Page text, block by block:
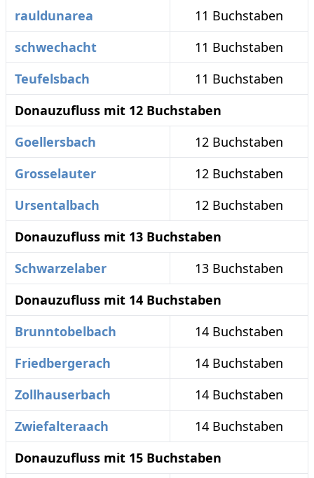
rauldunarea
11 Buchstaben
schwechacht
11 Buchstaben
Teufelsbach
11 Buchstaben
Donauzufluss mit 12 Buchstaben
Goellersbach
12 Buchstaben
Grosselauter
12 Buchstaben
Ursentalbach
12 Buchstaben
Donauzufluss mit 13 Buchstaben
Schwarzelaber
13 Buchstaben
Donauzufluss mit 14 Buchstaben
Brunntobelbach
14 Buchstaben
Friedbergerach
14 Buchstaben
Zollhauserbach
14 Buchstaben
Zwiefalteraach
14 Buchstaben
Donauzufluss mit 15 Buchstaben